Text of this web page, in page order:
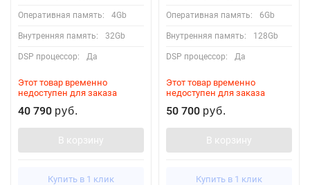
Оперативная память: 4Gb
Внутренняя память: 32Gb
DSP процессор: Да
Этот товар временно
недоступен для заказа
40 790 руб.
В корзину
Купить в 1 клик
Оперативная память: 6Gb
Внутренняя память: 128Gb
DSP процессор: Да
Этот товар временно
недоступен для заказа
50 700 руб.
В корзину
Купить в 1 клик